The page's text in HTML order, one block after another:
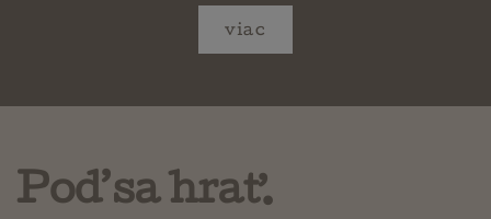
viac
Poď sa hrať.